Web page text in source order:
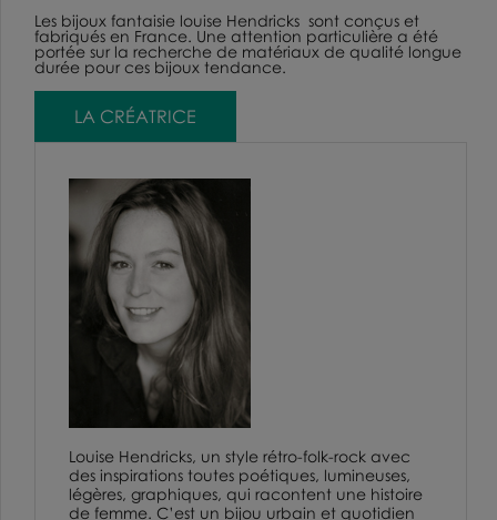
Les bijoux fantaisie louise Hendricks sont conçus et
fabriqués en France. Une attention particulière a été
portée sur la recherche de matériaux de qualité longue
durée pour ces bijoux tendance.
LA CRÉATRICE
Louise Hendricks, un style rétro-folk-rock avec
des inspirations toutes poétiques, lumineuses,
légères, graphiques, qui racontent une histoire
de femme. C’est un bijou urbain et quotidien